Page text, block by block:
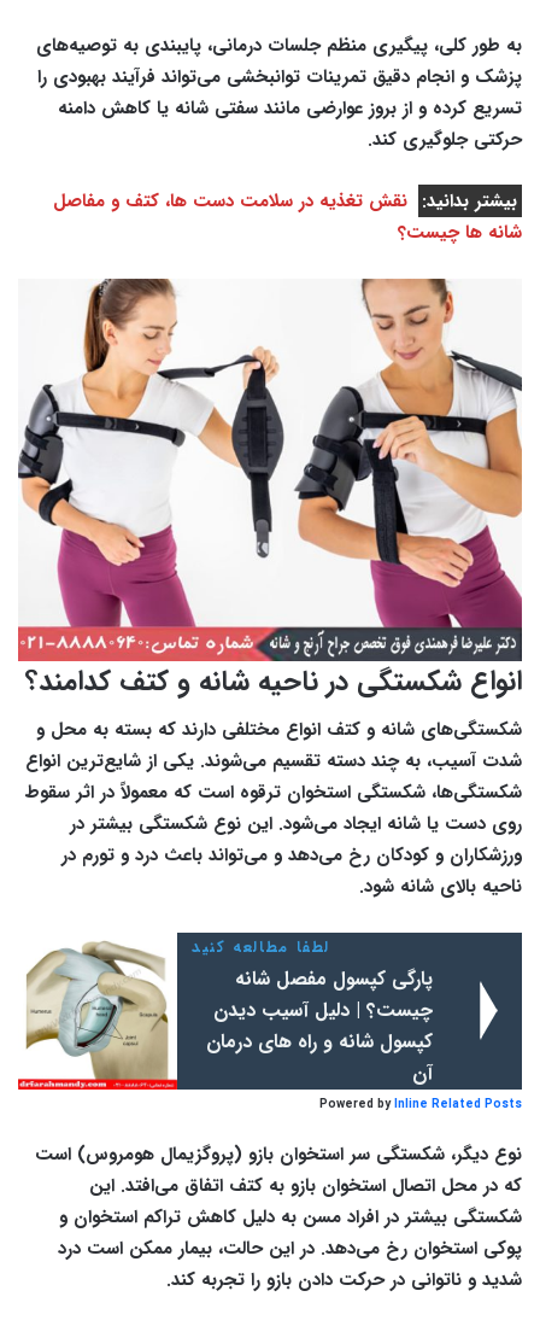
به طور کلی، پیگیری منظم جلسات درمانی، پایبندی به توصیه‌های
پزشک و انجام دقیق تمرینات توانبخشی می‌تواند فرآیند بهبودی را
تسریع کرده و از بروز عوارضی مانند سفتی شانه یا کاهش دامنه
حرکتی جلوگیری کند.
بیشتر بدانید: نقش تغذیه در سلامت دست ها، کتف و مفاصل
شانه ها چیست؟
انواع شکستگی در ناحیه شانه و کتف کدامند؟
شکستگی‌های شانه و کتف انواع مختلفی دارند که بسته به محل و
شدت آسیب، به چند دسته تقسیم می‌شوند. یکی از شایع‌ترین انواع
شکستگی‌ها، شکستگی استخوان ترقوه است که معمولاً در اثر سقوط
روی دست یا شانه ایجاد می‌شود. این نوع شکستگی بیشتر در
ورزشکاران و کودکان رخ می‌دهد و می‌تواند باعث درد و تورم در
ناحیه بالای شانه شود.
لطفا مطالعه کنید
پارگی کپسول مفصل شانه
چیست؟ | دلیل آسیب دیدن
کپسول شانه و راه های درمان
آن
Powered by Inline Related Posts
نوع دیگر، شکستگی سر استخوان بازو (پروگزیمال هومروس) است
که در محل اتصال استخوان بازو به کتف اتفاق می‌افتد. این
شکستگی بیشتر در افراد مسن به دلیل کاهش تراکم استخوان و
پوکی استخوان رخ می‌دهد. در این حالت، بیمار ممکن است درد
شدید و ناتوانی در حرکت دادن بازو را تجربه کند.